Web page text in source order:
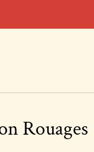
Rouages